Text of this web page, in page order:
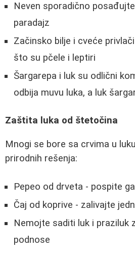
Neven sporadično
paradajz
Začinsko bilje i cveće
što su pčele i leptiri
Šargarepa i luk su odlični
odbija muvu luka, a luk
Zaštita luka od štetočina
Mnogi se bore sa crvima u
prirodnih rešenja:
Pepeo od drveta - pospite
Čaj od koprive - zalivajte
Nemojte saditi luk i praziluk
podnose